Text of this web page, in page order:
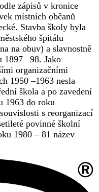
zápisů v kronice
místních občanů
Stavba školy byla
špitálu
na obuv) a slavnostně
1897– 98. Jako
organizačními
1950 –1963 nesla
škola a po zavedení
1963 do roku
s reorganizací
povinné školní
1980 – 81 název